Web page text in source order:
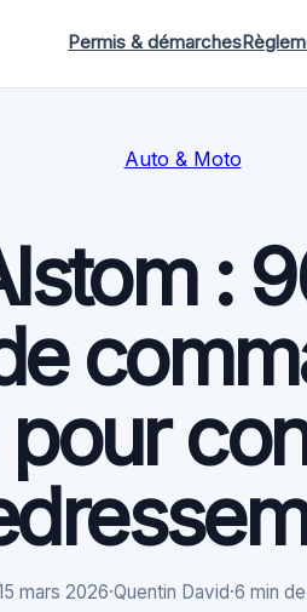
Permis & démarches
Auto & Moto
:
mars 2026·Quentin David·6 min